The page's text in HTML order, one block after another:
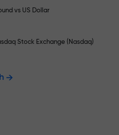
vs US Dollar
Stock Exchange (Nasdaq)